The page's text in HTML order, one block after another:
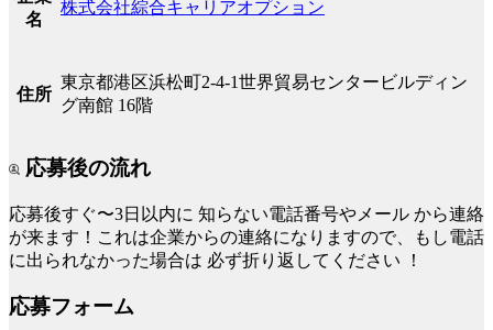
名
株式会社綜合キャリアオプション
住所
東京都港区浜松町2-4-1世界貿易センタービルディン
グ南館 16階
応募後の流れ
応募後すぐ〜3日以内に 知らない電話番号やメール から連絡
が来ます！これは企業からの連絡になりますので、もし電話
に出られなかった場合は 必ず折り返してください ！
応募フォーム